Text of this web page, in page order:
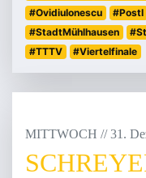
#OvidiuIonescu
#PostI
#StadtMühlhausen
#TTTV
#Viertelfinale
MITTWOCH // 31 .